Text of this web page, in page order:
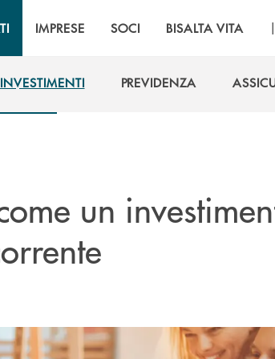
IMPRESE SOCI BISALTA VITA |
INVESTIMENTI
PREVIDENZA
un